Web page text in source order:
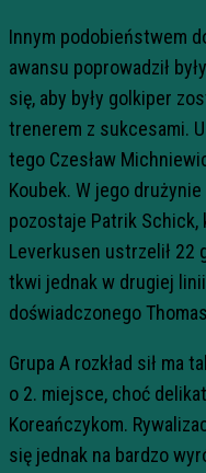
Innym podobieństwem
awansu poprowadził
się, aby były golkiper
trenerem z sukcesami.
tego Czesław
Koubek. W jego
pozostaje Patrik Schick,
Leverkusen ustrzelił 22
tkwi jednak w drugiej
doświadczonego
Grupa A rozkład sił ma
o 2. miejsce, choć
Koreańczykom.
się jednak na bardzo